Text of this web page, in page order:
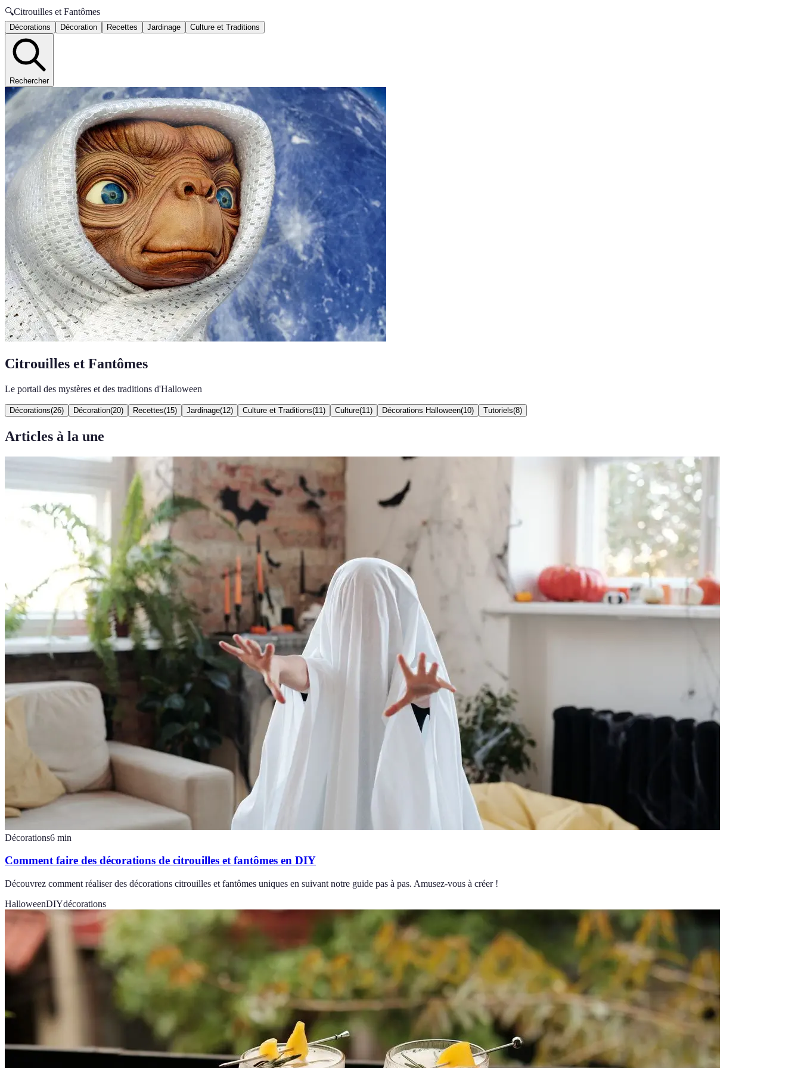
🔍Citrouilles et Fantômes
Décorations Décoration Recettes Jardinage Culture et Traditions
Rechercher
Citrouilles et Fantômes
Le portail des mystères et des traditions d'Halloween
Décorations(26) Décoration(20) Recettes(15) Jardinage(12) Culture et Traditions(11 ) Culture(11 ) Décorations Halloween(10) Tutoriels(8)
Articles à la une
Décorations6 min
Comment faire des décorations de citrouilles et fantômes en DIY
Découvrez comment réaliser des décorations citrouilles et fantômes uniques en suivant notre guide pas à pas. Amusez-vous à créer !
HalloweenDIYdécorations